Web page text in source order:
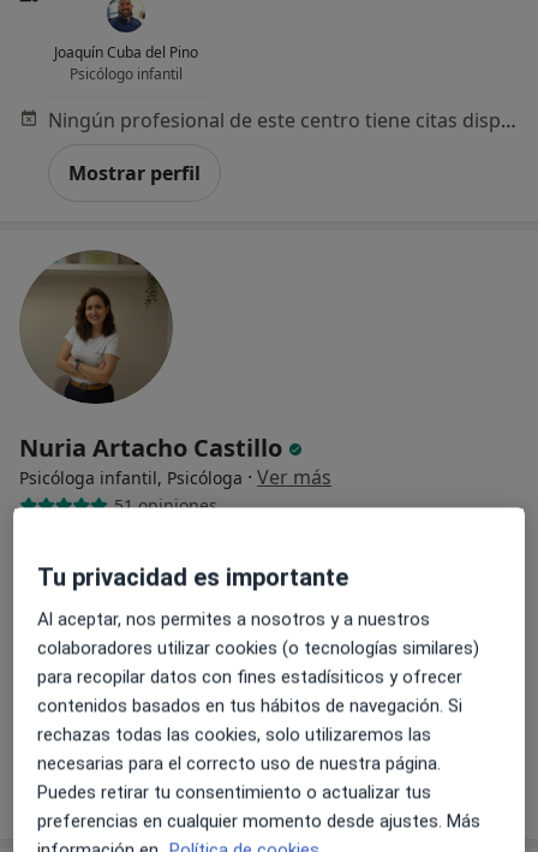
Joaquín Cuba del Pino
Psicólogo infantil
Ningún profesional de este centro tiene citas disponibles
Mostrar perfil
Nuria Artacho Castillo
Psicóloga infantil, Psicóloga · Ver más
51 opiniones
Dirección Online
Calle del Capitan 12, Fuengirola Mapa
Primera visita Psicología Infantil
Pedir una cita
Tu privacidad es importante
Al aceptar, nos permites a nosotros y a nuestros
colaboradores utilizar cookies (o tecnologías similares)
para recopilar datos con fines estadísiticos y ofrecer
contenidos basados en tus hábitos de navegación. Si
rechazas todas las cookies, solo utilizaremos las
necesarias para el correcto uso de nuestra página.
Puedes retirar tu consentimiento o actualizar tus
preferencias en cualquier momento desde ajustes. Más